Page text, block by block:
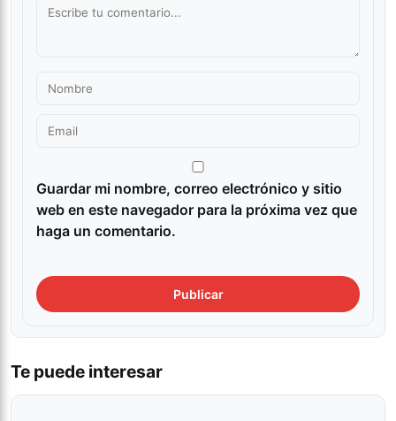
Guardar mi nombre, correo electrónico y sitio
web en este navegador para la próxima vez que
haga un comentario.
Te puede interesar